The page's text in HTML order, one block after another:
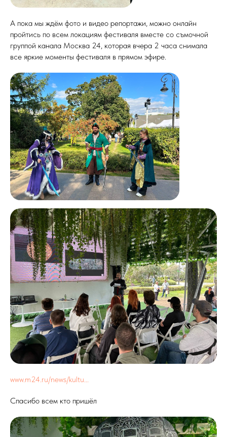
А пока мы ждём фото и видео репортажи, можно онлайн
пройтись по всем локациям фестиваля вместе со съмочной
группой канала Москва 24, которая вчера 2 часа снимала
все яркие моменты фестиваля в прямом эфире.
www.m24.ru/news/kultu...
Спасибо всем кто пришёл